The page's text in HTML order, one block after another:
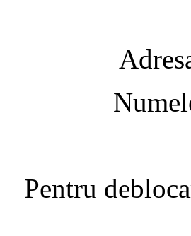
Pentru